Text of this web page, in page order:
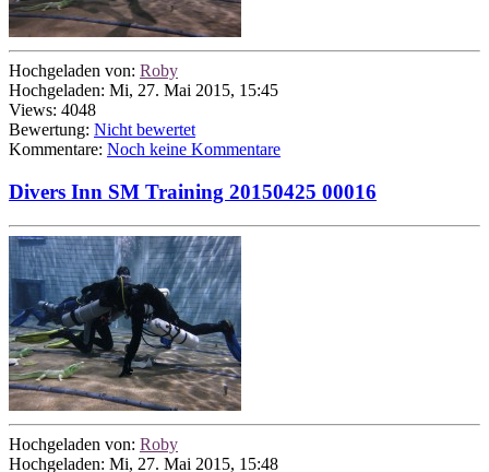
Hochgeladen von: Roby
Hochgeladen: Mi, 27. Mai 2015, 15:45
Views: 4048
Bewertung: Nicht bewertet
Kommentare: Noch keine Kommentare
Divers Inn SM Training 20150425 00016
Hochgeladen von: Roby
Hochgeladen: Mi, 27. Mai 2015, 15:48